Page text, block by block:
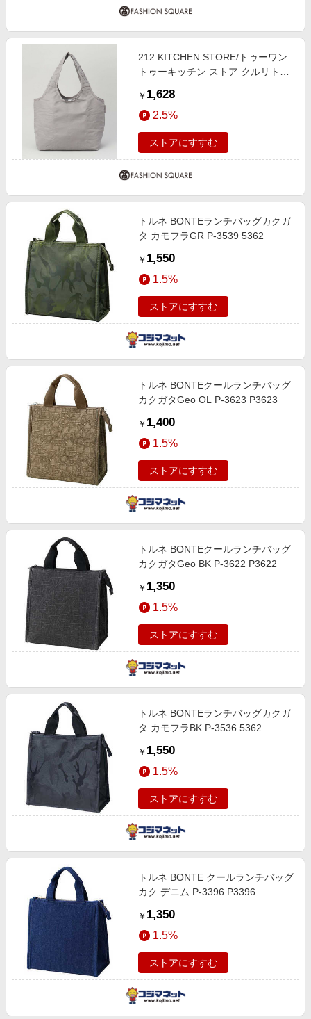
212 KITCHEN STORE/トゥーワン
トゥーキッチン ストア クルリトク
＜MOTTERU モッテル＞ その他
00(FREE)
￥ 1,628
2.5%
ストアにすすむ
トルネ BONTEランチバッグカクガ
タ カモフラGR P-3539 5362
￥ 1,550
1.5%
ストアにすすむ
トルネ BONTEクールランチバッグ
カクガタGeo OL P-3623 P3623
￥ 1,400
1.5%
ストアにすすむ
トルネ BONTEクールランチバッグ
カクガタGeo BK P-3622 P3622
￥ 1,350
1.5%
ストアにすすむ
トルネ BONTEランチバッグカクガ
タ カモフラBK P-3536 5362
￥ 1,550
1.5%
ストアにすすむ
トルネ BONTE クールランチバッグ
カク デニム P-3396 P3396
￥ 1,350
1.5%
ストアにすすむ